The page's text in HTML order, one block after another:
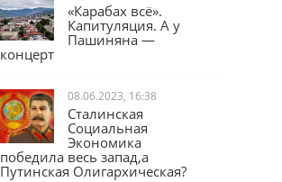
23.09.2023, 12:46
«Карабах всё».
Капитуляция. А у
08.06.2023, 16:38
Сталинская
Социальная
Экономика
победила весь запад,а